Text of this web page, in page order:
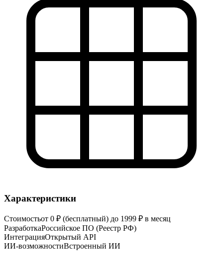
Характеристики
Стоимостьот 0 ₽ (бесплатный) до 1999 ₽ в месяц
РазработкаРоссийское ПО (Реестр РФ)
ИнтеграцияОткрытый API
ИИ-возможностиВстроенный ИИ